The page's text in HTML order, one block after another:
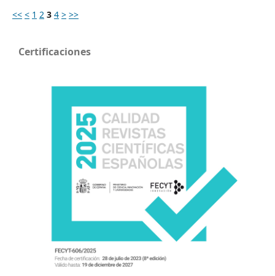
<< < 1 2 3 4 > >>
Certificaciones